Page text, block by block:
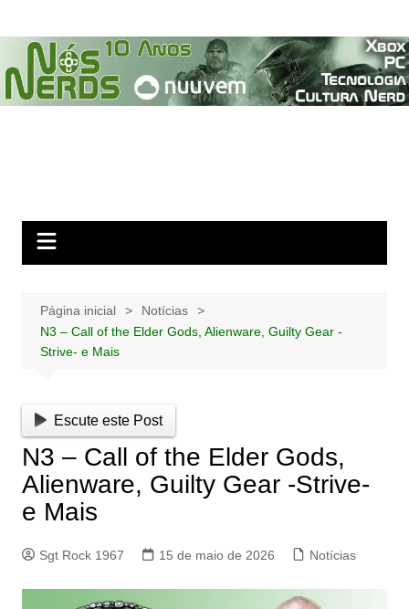
para
conteúdo
Página inicial
Notícias
N3 – Call of the Elder Gods, Alienware, Guilty Gear -
Strive- e Mais
Escute este Post
N3 – Call of the Elder Gods,
Alienware, Guilty Gear -Strive-
e Mais
Sgt Rock 1967 15 de maio de 2026 Notícias